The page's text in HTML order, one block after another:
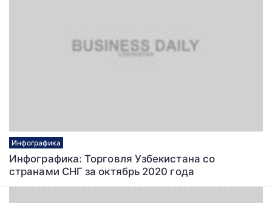
Инфографика
Инфографика: Торговля Узбекистана со
странами СНГ за октябрь 2020 года